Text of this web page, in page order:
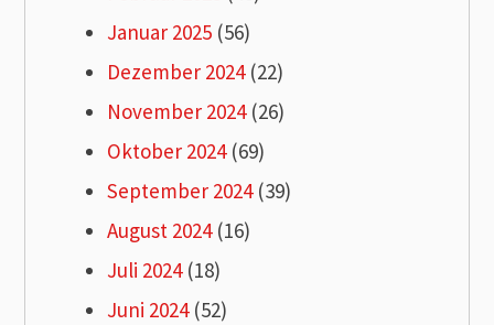
Januar 2025 (56)
Dezember 2024(22)
November 2024(26)
Oktober 2024(69)
September 2024(39)
August 2024(16)
Juli 2024(18)
Juni 2024(52)